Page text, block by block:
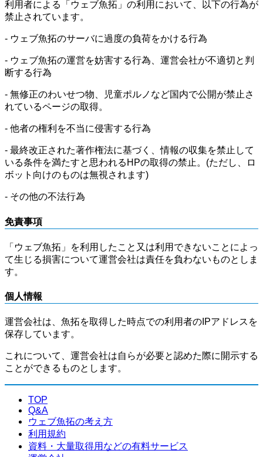
利用者による「ウェブ魚拓」の利用において、以下の行為が
禁止されています。
- ウェブ魚拓のサーバに過度の負荷をかける行為
- ウェブ魚拓の運営を妨害する行為、運営会社が不適切と判
断する行為
- 無修正のわいせつ物、児童ポルノなど国内で公開が禁止さ
れているページの取得。
- 他者の権利を不当に侵害する行為
- 最終改正された著作権法に基づく、情報の収集を禁止して
いる条件を満たすと思われるHPの取得の禁止。(ただし、ロ
ボット向けのものは無視されます)
- その他の不法行為
免責事項
「ウェブ魚拓」を利用したこと又は利用できないことによっ
て生じる損害について運営会社は責任を負わないものとしま
す。
個人情報
運営会社は、魚拓を取得した時点での利用者のIPアドレスを
保存しています。
これについて、運営会社は自らが必要と認めた際に開示する
ことができるものとします。
TOP
Q&A
ウェブ魚拓の考え方
利用規約
資料・大量取得用などの有料サービス